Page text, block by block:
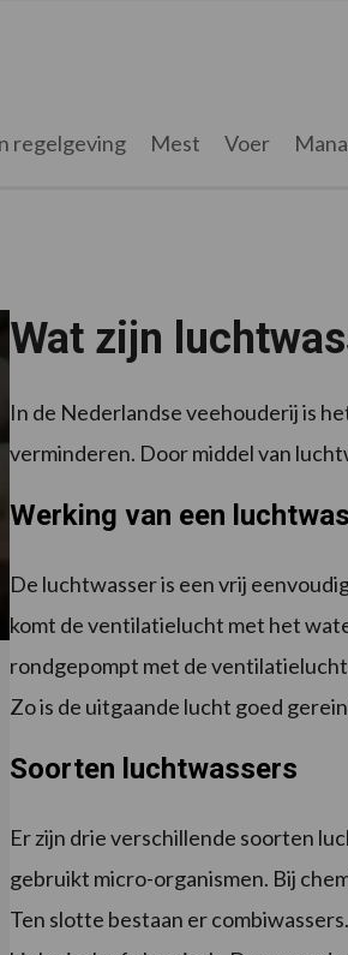
regelgeving Mest Voer
Wat zijn
In de Nederlandse veehouderij is
verminderen. Door middel van
Werking van een
De luchtwasser is een vrij
komt de ventilatielucht met het
rondgepompt met de
Zo is de uitgaande lucht goed
Soorten luchtwassers
Er zijn drie verschillende soorten
gebruikt micro-organismen. Bij
Ten slotte bestaan er